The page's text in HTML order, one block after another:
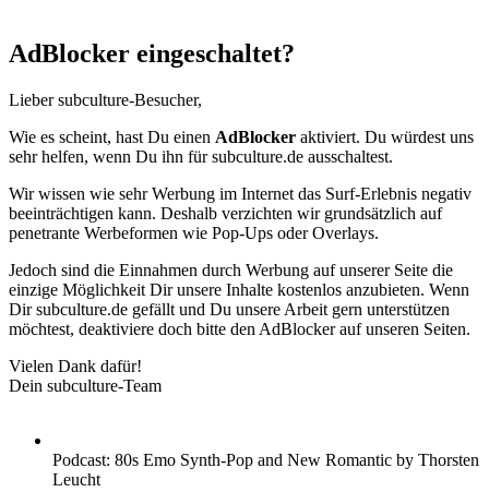
AdBlocker eingeschaltet?
Lieber subculture-Besucher,
Wie es scheint, hast Du einen AdBlocker aktiviert. Du würdest uns
sehr helfen, wenn Du ihn für subculture.de ausschaltest.
Wir wissen wie sehr Werbung im Internet das Surf-Erlebnis negativ
beeinträchtigen kann. Deshalb verzichten wir grundsätzlich auf
penetrante Werbeformen wie Pop-Ups oder Overlays.
Jedoch sind die Einnahmen durch Werbung auf unserer Seite die
einzige Möglichkeit Dir unsere Inhalte kostenlos anzubieten. Wenn
Dir subculture.de gefällt und Du unsere Arbeit gern unterstützen
möchtest, deaktiviere doch bitte den AdBlocker auf unseren Seiten.
Vielen Dank dafür!
Dein subculture-Team
Podcast: 80s Emo Synth-Pop and New Romantic by Thorsten
Leucht